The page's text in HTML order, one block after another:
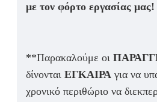
με τον φόρτο εργασίας μας!
**Παρακαλούμε οι
δίνονται ΕΓΚΑΙΡΑ για να
χρονικό περιθώριο να